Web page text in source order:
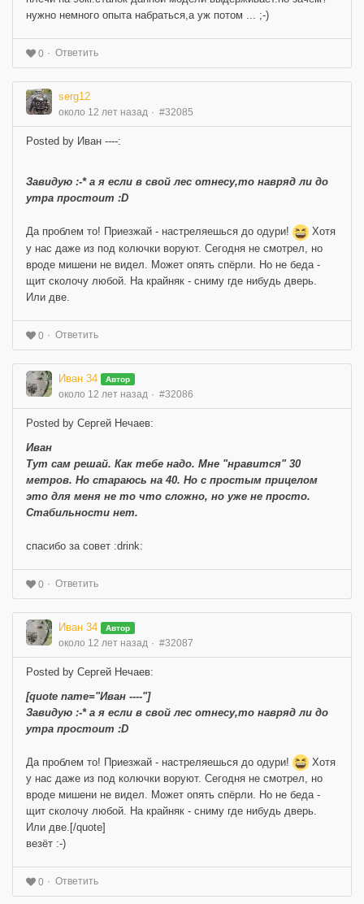
нужно немного опыта набраться,а уж потом ... ;-)
0 Ответить
serg12
около 12 лет назад #32085
Posted by Иван ----:
Завидую :-* а я если в свой лес отнесу,то навряд ли до
утра простоит :D
Да проблем то! Приезжай - настреляешься до одури!
Хотя
у нас даже из под колючки воруют. Сегодня не смотрел, но
вроде мишени не видел. Может опять спёрли. Но не беда -
щит сколочу любой. На крайняк - сниму где нибудь дверь.
Или две.
0 Ответить
Иван 34 Автор
около 12 лет назад #32086
Posted by Сергей Нечаев:
Иван
Тут сам решай. Как тебе надо. Мне "нравится" 30
метров. Но стараюсь на 40. Но с простым прицелом
это для меня не то что сложно, но уже не просто.
Стабильности нет.
спасибо за совет :drink:
0 Ответить
Иван 34 Автор
около 12 лет назад #32087
Posted by Сергей Нечаев:
[quote name="Иван ----"]
Завидую :-* а я если в свой лес отнесу,то навряд ли до
утра простоит :D
Да проблем то! Приезжай - настреляешься до одури!
Хотя
у нас даже из под колючки воруют. Сегодня не смотрел, но
вроде мишени не видел. Может опять спёрли. Но не беда -
щит сколочу любой. На крайняк - сниму где нибудь дверь.
Или две.[/quote]
везёт :-)
0 Ответить